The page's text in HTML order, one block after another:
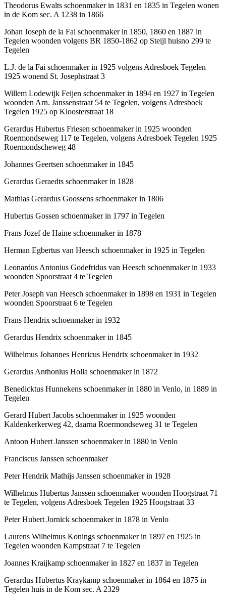
Theodorus Ewalts schoenmaker in 1831 en 1835 in Tegelen wonen
in de Kom sec. A 1238 in 1866
Johan Joseph de la Fai schoenmaker in 1850, 1860 en 1887 in
Tegelen woonden volgens BR 1850-1862 op Steijl huisno 299 te
Tegelen
L.J. de la Fai schoenmaker in 1925 volgens Adresboek Tegelen
1925 wonend St. Josephstraat 3
Willem Lodewijk Feijen schoenmaker in 1894 en 1927 in Tegelen
woonden Arn. Janssenstraat 54 te Tegelen, volgens Adresboek
Tegelen 1925 op Kloosterstraat 18
Gerardus Hubertus Friesen schoenmaker in 1925 woonden
Roermondseweg 117 te Tegelen, volgens Adresboek Tegelen 1925
Roermondscheweg 48
Johannes Geertsen schoenmaker in 1845
Gerardus Geraedts schoenmaker in 1828
Mathias Gerardus Goossens schoenmaker in 1806
Hubertus Gossen schoenmaker in 1797 in Tegelen
Frans Jozef de Haine schoenmaker in 1878
Herman Egbertus van Heesch schoenmaker in 1925 in Tegelen
Leonardus Antonius Godefridus van Heesch schoenmaker in 1933
woonden Spoorstraat 4 te Tegelen
Peter Joseph van Heesch schoenmaker in 1898 en 1931 in Tegelen
woonden Spoorstraat 6 te Tegelen
Frans Hendrix schoenmaker in 1932
Gerardus Hendrix schoenmaker in 1845
Wilhelmus Johannes Henricus Hendrix schoenmaker in 1932
Gerardus Anthonius Holla schoenmaker in 1872
Benedicktus Hunnekens schoenmaker in 1880 in Venlo, in 1889 in
Tegelen
Gerard Hubert Jacobs schoenmaker in 1925 woonden
Kaldenkerkerweg 42, daarna Roermondseweg 31 te Tegelen
Antoon Hubert Janssen schoenmaker in 1880 in Venlo
Franciscus Janssen schoenmaker
Peter Hendrik Mathijs Janssen schoenmaker in 1928
Wilhelmus Hubertus Janssen schoenmaker woonden Hoogstraat 71
te Tegelen, volgens Adresboek Tegelen 1925 Hoogstraat 33
Peter Hubert Jornick schoenmaker in 1878 in Venlo
Laurens Wilhelmus Konings schoenmaker in 1897 en 1925 in
Tegelen woonden Kampstraat 7 te Tegelen
Joannes Kraijkamp schoenmaker in 1827 en 1837 in Tegelen
Gerardus Hubertus Kraykamp schoenmaker in 1864 en 1875 in
Tegelen huis in de Kom sec. A 2329